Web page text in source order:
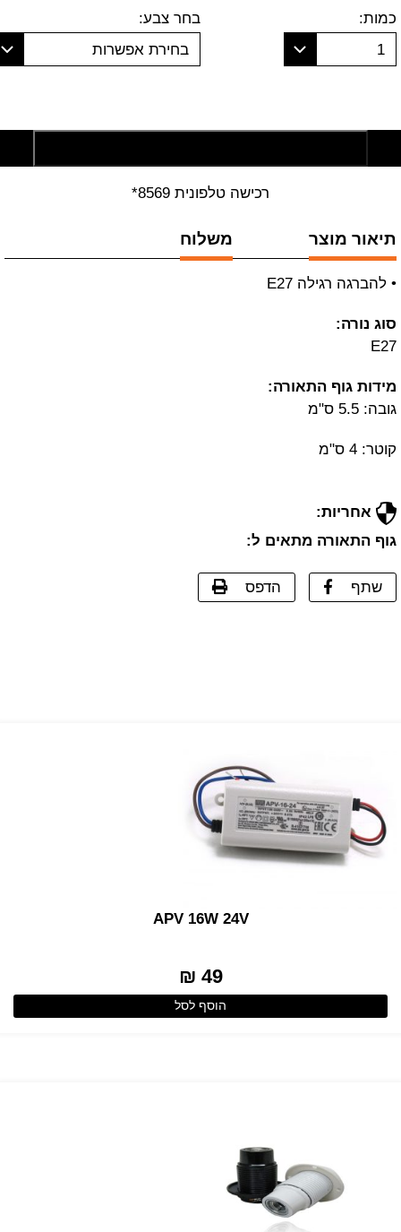
כמות:
1
בחר צבע:
בחירת אפשרות
רכישה טלפונית 8569*
תיאור מוצר משלוח
• להברגה רגילה E27
סוג נורה:
E27
מידות גוף התאורה:
גובה: 5.5 ס"מ
קוטר: 4 ס"מ
אחריות:
גוף התאורה מתאים ל:
שתף הדפס
APV 16W 24V
49 ₪
הוסף לסל